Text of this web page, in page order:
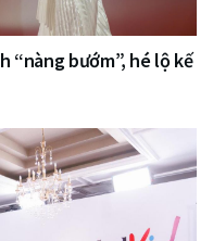
“nàng bướm”, hé lộ kế